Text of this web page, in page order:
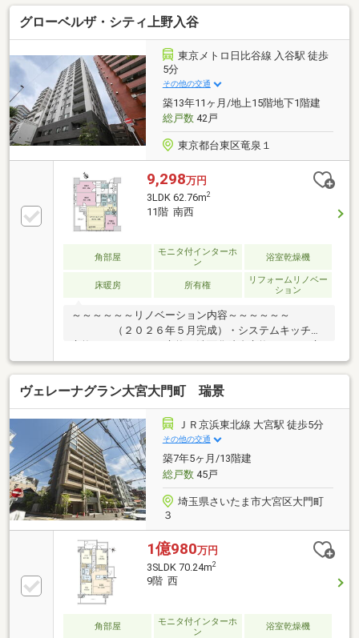
グローベルザ・シティ上野入谷
東京メトロ日比谷線 入谷駅 徒歩
5分
その他の交通
築13年11ヶ月/地上15階地下1階建
総戸数42戸
東京都台東区竜泉１
9,298万円
3LDK 62.76m2
11階 南西
角部屋
モニタ付インターホ
ン
浴室乾燥機
床暖房 所有権
リフォームリノベー
ション
～～～～～～リノベーション内容～～～～～～
（２０２６年５月完成）・システムキッチン
換 ・建具交換 ・フローリング張替え ・ク
ロス貼り換え ・・・等～～～～～～～～～～～～
～～～～～～～～～
ヴェレーナグラン大宮大門町 瑞景
ＪＲ京浜東北線 大宮駅 徒歩5分
その他の交通
築7年5ヶ月/13階建
総戸数45戸
埼玉県さいたま市大宮区大門町
３
1億980万円
3SLDK 70.24m2
9階 西
角部屋
モニタ付インターホ
ン
浴室乾燥機